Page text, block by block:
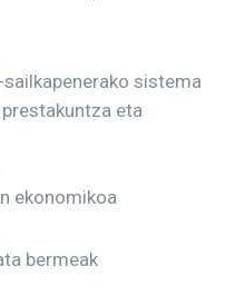
sailkapenerako sistema
prestakuntza eta
ekonomikoa
bermeak